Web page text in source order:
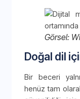
Görsel:
Doğal dil
Bir beceri
henüz tam